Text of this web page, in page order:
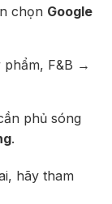
chọn Google
phẩm, F&B →
phủ sóng
.
hãy tham